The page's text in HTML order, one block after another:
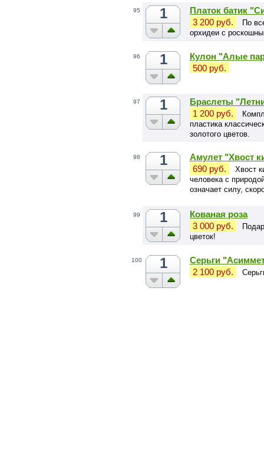
95 1
Платок батик
3 200 руб.
По
орхидеи с
96 1
Кулон "Алые
500 руб.
97 1
Браслеты
1 200 руб.
пластика
золотого цветов.
98 1
Амулет "Хвост
690 руб.
Хвост
человека с
означает силу,
99 1
Кованая роза
3 000 руб.
цветок!
100 1
Серьги
2 100 руб.